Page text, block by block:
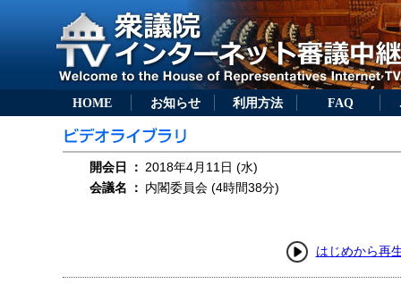
HOME お知らせ 利用方法 FAQ
開会日 ： 2018年4月11日 (水)
会議名
： 内閣委員会 (4時間38分)
はじめから再